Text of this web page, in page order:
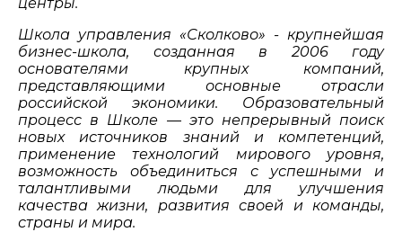
Школа управления «Сколково» - крупнейшая
бизнес-школа, созданная в 2006 году
основателями крупных компаний,
представляющими основные отрасли
российской экономики. Образовательный
процесс в Школе — это непрерывный поиск
новых источников знаний и компетенций,
применение технологий мирового уровня,
возможность объединиться с успешными и
талантливыми людьми для улучшения
качества жизни, развития своей и команды,
страны и мира.